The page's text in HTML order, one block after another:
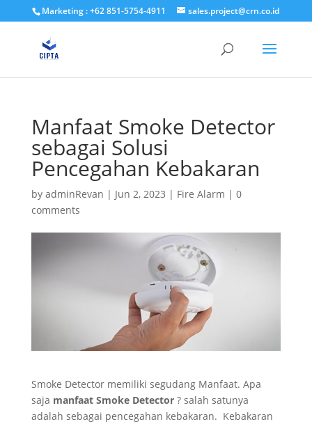
Marketing : +62 851-5754-4911 sales.project@crn.co.id
Manfaat Smoke Detector
sebagai Solusi
Pencegahan Kebakaran
by adminRevan | Jun 2, 2023 | Fire Alarm | 0
comments
Smoke Detector memiliki segudang Manfaat. Apa
saja manfaat Smoke Detector? salah satunya
adalah sebagai pencegahan kebakaran. Kebakaran